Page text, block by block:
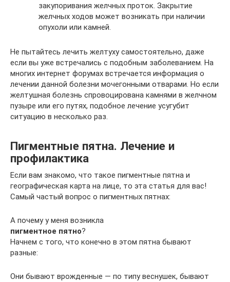
закупоривания желчных проток. Закрытие
желчных ходов может возникать при наличии
опухоли или камней.
Не пытайтесь лечить желтуху самостоятельно, даже
если вы уже встречались с подобным заболеванием. На
многих интернет форумах встречается информация о
лечении данной болезни мочегонными отварами. Но если
желтушная болезнь спровоцирована камнями в желчном
пузыре или его путях, подобное лечение усугубит
ситуацию в несколько раз.
Пигментные пятна. Лечение и
профилактика
Если вам знакомо, что такое пигментные пятна и
географическая карта на лице, то эта статья для вас!
Самый частый вопрос о пигментных пятнах:
А почему у меня возникла
пигментное пятно?
Начнем с того, что конечно в этом пятна бывают
разные:
Они бывают врожденные — по типу веснушек, бывают